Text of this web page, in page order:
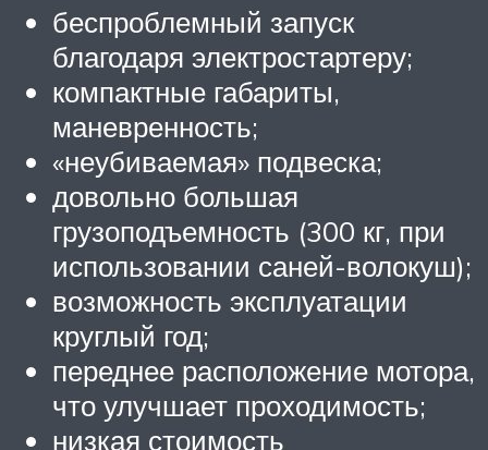
беспроблемный запуск
благодаря электростартеру;
компактные габариты,
маневренность;
«неубиваемая» подвеска;
довольно большая
грузоподъемность (300 кг, при
использовании саней-волокуш);
возможность эксплуатации
круглый год;
переднее расположение мотора,
что улучшает проходимость;
низкая стоимость